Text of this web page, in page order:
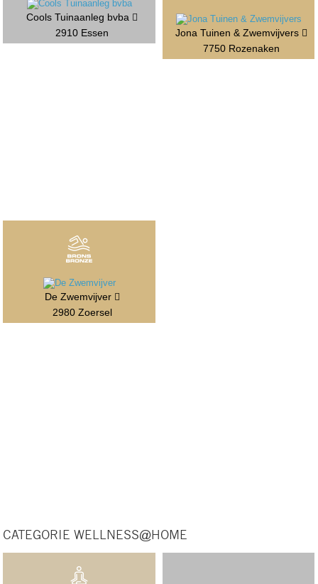
Cools Tuinaanleg bvba
2910 Essen
Jona Tuinen & Zwemvijvers
7750 Rozenaken
De Zwemvijver
2980 Zoersel
CATEGORIE WELLNESS@HOME